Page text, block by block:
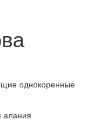
однокоренные